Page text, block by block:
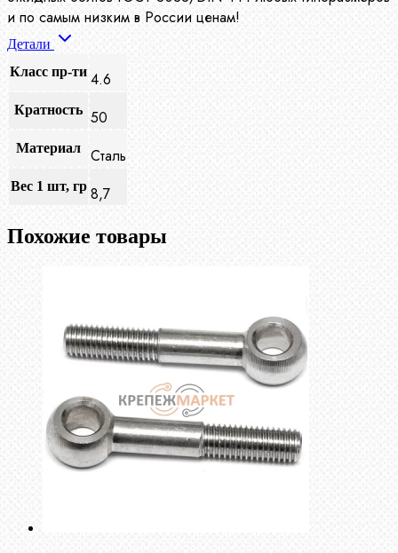
и по самым низким в России ценам!
Детали
Класс пр-ти 4.6
Кратность 50
Материал Сталь
Вес 1 шт, гр 8,7
Похожие товары